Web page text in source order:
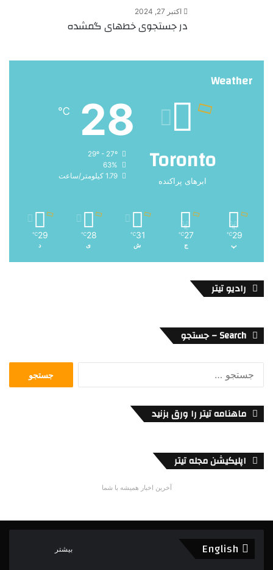
اکتبر 27, 2024
در جستجوی خط‌های گمشده
Weather
Toronto
ابرهای پراکنده
28
℃
29º - 27º
63%
1.79 کیلومتر/ساعت
29
℃
پ
27
℃
ج
31
℃
ش
28
℃
ی
29
℃
د
رادیو تیتر
Search – جستجو
ماهنامه تیتر را ورق بزنید
اپلیکیشن مجله تیتر
آخرین اخبار همیشه با شما
بیشتر